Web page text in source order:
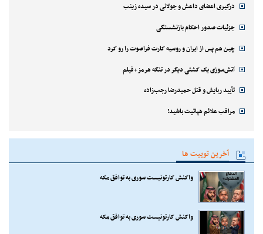
درگیری اعضای داعش و جولانی در سیده زینب
جزئیات صدور احکام بازنشستگی
چین هم پس از ایران و روسیه کارت فراصوت را رو کرد
آتش‌سوزی یک کشتی دیگر در تنگه هرمز+فیلم
تأیید ربایش و قتل حمیدرضا رجب‌زاده
مراقب علائم هپاتیت باشید!
آخرین توییت ها
واکنش کارتونیست سوری به توافق مکه
واکنش کارتونیست سوری به توافق مکه